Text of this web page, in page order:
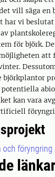
vill säga en
har vi
för björk.
att
björkplantor
kan vara
föryngring
länkar